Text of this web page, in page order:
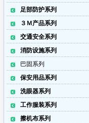
足部防护系列
３Ｍ产品系列
交通安全系列
消防设施系列
巴固系列
保安用品系列
洗眼器系列
工作服装系列
擦机布系列